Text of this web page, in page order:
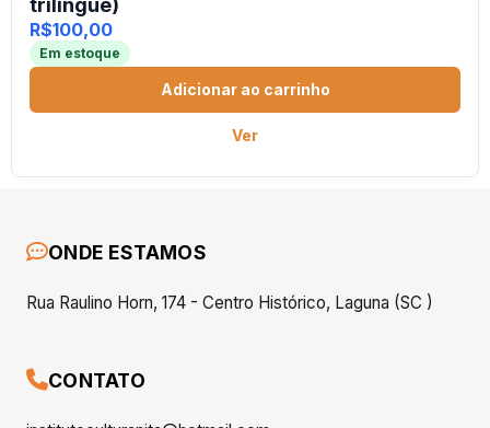
trilíngue)
R$100,00
Em estoque
Adicionar ao carrinho
Ver
ONDE ESTAMOS
Rua Raulino Horn, 174 - Centro Histórico, Laguna (SC )
CONTATO